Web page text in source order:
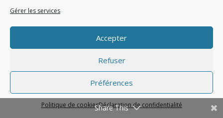
Gérer les services
Accepter
Refuser
Préférences
Politique de cookiesDéclaration de confidentialité
Share This